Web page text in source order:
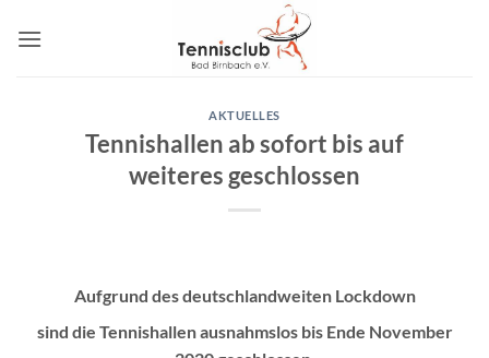
Inhalt
AKTUELLES
Tennishallen ab sofort bis auf
weiteres geschlossen
Aufgrund des deutschlandweiten Lockdown
sind die Tennishallen ausnahmslos bis Ende November